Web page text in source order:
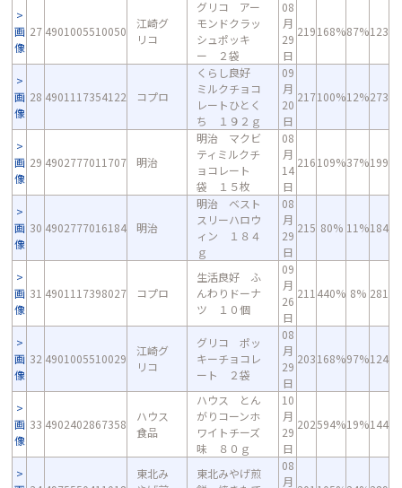
画
像
27 4901005510050
江崎グ
リコ
グリコ アー
モンドクラッ
シュポッキ
ー ２袋
08
月
29
日
219168%87%123
画
像
28 4901117354122 コプロ
くらし良好
ミルクチョコ
レートひとく
ち １９２ｇ
09
月
20
日
217100%12%273
画
像
29 4902777011707 明治
明治 マクビ
ティミルクチ
ョコレート
袋 １５枚
08
月
14
日
216109%37%199
画
像
30 4902777016184 明治
明治 ベスト
スリーハロウ
ィン １８４
ｇ
08
月
29
日
215 80% 11%184
画
像
31 4901117398027 コプロ
生活良好 ふ
んわりドーナ
ツ １０個
09
月
26
日
211 440% 8% 281
画
像
32 4901005510029
江崎グ
リコ
グリコ ポッ
キーチョコレ
ート ２袋
08
月
29
日
203168%97%124
画
像
33 4902402867358
ハウス
食品
ハウス とん
がりコーンホ
ワイトチーズ
味 ８０ｇ
10
月
29
日
202594%19%144
東北み
東北みやげ煎
08
月